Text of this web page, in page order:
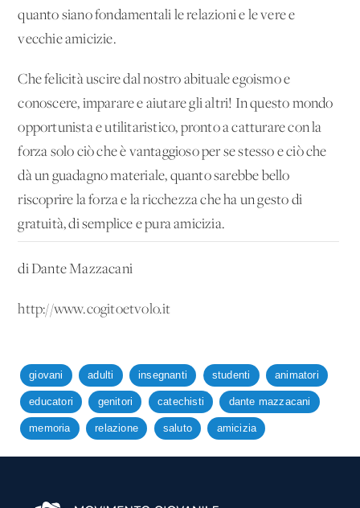
quanto siano fondamentali le relazioni e le vere e
vecchie amicizie.
Che felicità uscire dal nostro abituale egoismo e
conoscere, imparare e aiutare gli altri! In questo mondo
opportunista e utilitaristico, pronto a catturare con la
forza solo ciò che è vantaggioso per se stesso e ciò che
dà un guadagno materiale, quanto sarebbe bello
riscoprire la forza e la ricchezza che ha un gesto di
gratuità, di semplice e pura amicizia.
di Dante Mazzacani
http://www.cogitoetvolo.it
giovani adulti insegnanti studenti animatori
educatori genitori catechisti dante mazzacani
memoria relazione saluto amicizia